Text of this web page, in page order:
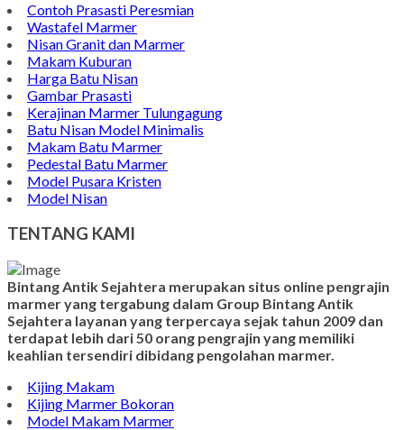
Batu Nisan Marmer
Contoh Bongpay Kristen
Contoh Vandel Marmer
Makam Marmer Islam
Prasasti Marmer Jumbo
Contoh Nisan Model Muslim
Batu Nisan Minimalis
Kijing Makam Marmer
Contoh Makam Granit
Kijing Islam Marmer
Prasasti Nisan
Makam Marmer
Contoh Prasasti Peresmian
Wastafel Marmer
Makam Kuburan
Harga Batu Nisan
Gambar Prasasti
Kerajinan Marmer Tulungagung
Batu Nisan Model Minimalis
Makam Batu Marmer
Pedestal Batu Marmer
Model Pusara Kristen
Model Nisan